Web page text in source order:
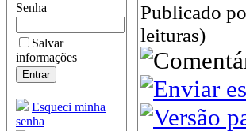
Senha
Salvar
informações
Esqueci minha
senha
Publicado
leituras)